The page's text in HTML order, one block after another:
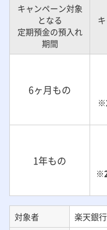
キャンペーン対象
となる
定期預金の預入れ
期間
6ヶ月もの
1年もの
対象者 楽天銀